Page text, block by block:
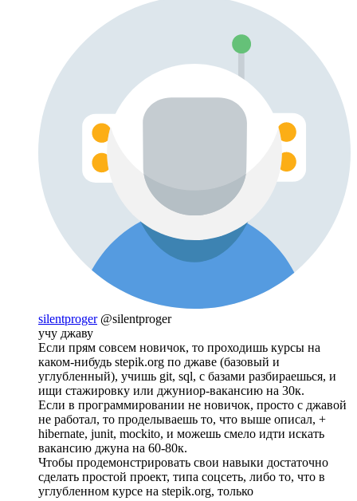
silentproger @silentproger
учу джаву
Если прям совсем новичок, то проходишь курсы на
каком-нибудь stepik.org по джаве (базовый и
углубленный), учишь git, sql, с базами разбираешься, и
ищи стажировку или джуниор-вакансию на 30к.
Если в программировании не новичок, просто с джавой
не работал, то проделываешь то, что выше описал, +
hibernate, junit, mockito, и можешь смело идти искать
вакансию джуна на 60-80к.
Чтобы продемонстрировать свои навыки достаточно
сделать простой проект, типа соцсеть, либо то, что в
углубленном курсе на stepik.org, только